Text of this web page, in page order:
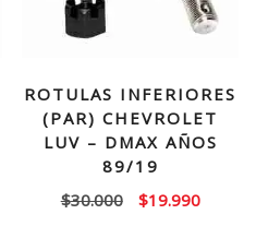
ROTULAS INFERIORES
(PAR) CHEVROLET
LUV – DMAX AÑOS
89/19
$30.000
El
$19.990El